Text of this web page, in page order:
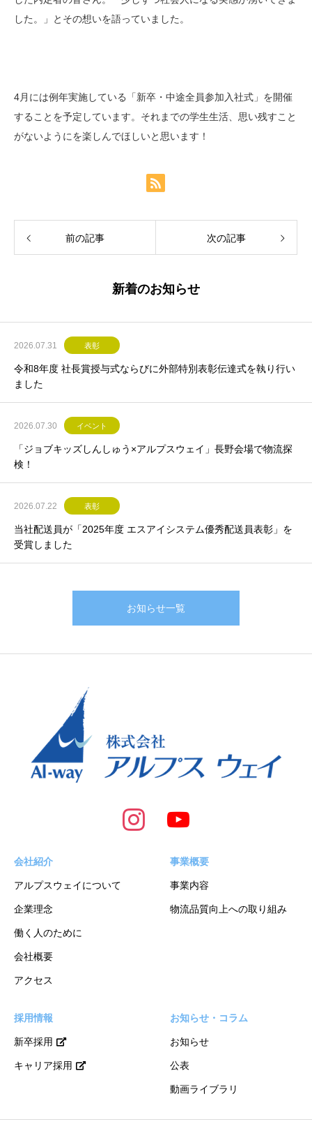
した。」とその想いを語っていました。
4月には例年実施している「新卒・中途全員参加入社式」を開催
することを予定しています。それまでの学生生活、思い残すこと
がないようにを楽しんでほしいと思います！
前の記事 次の記事
新着のお知らせ
2026.07.31 表彰
令和8年度 社長賞授与式ならびに外部特別表彰伝達式を執り行い
ました
2026.07.30 イベント
「ジョブキッズしんしゅう×アルプスウェイ」長野会場で物流探
検！
2026.07.22 表彰
当社配送員が「2025年度 エスアイシステム優秀配送員表彰」を
受賞しました
お知らせ一覧
会社紹介
アルプスウェイについて
企業理念
働く人のために
会社概要
アクセス
事業概要
事業内容
物流品質向上への取り組み
採用情報
新卒採用
キャリア採用
お知らせ・コラム
お知らせ
公表
動画ライブラリ